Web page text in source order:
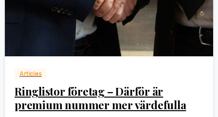
Articles
Ringlistor företag – Därför är
premium nummer mer värdefulla